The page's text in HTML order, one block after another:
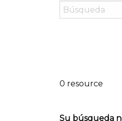
0 resource
Su búsqueda